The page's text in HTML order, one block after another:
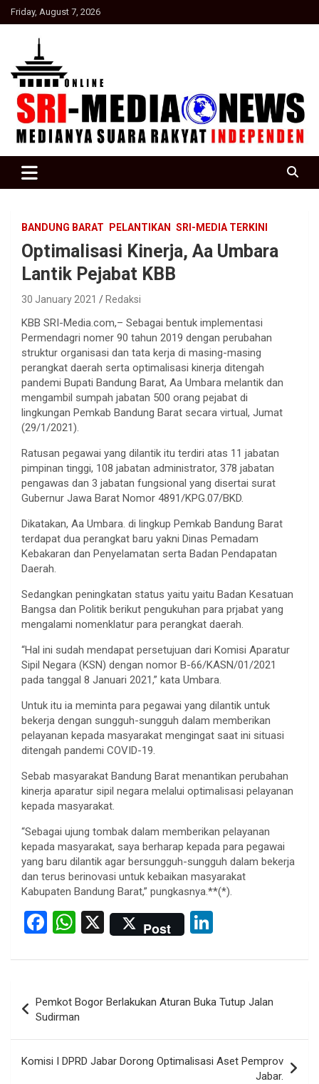
Skip
to
Friday, August 7, 2026
SRI Media news
BANDUNG BARAT PELANTIKAN SRI-MEDIA TERKINI
Optimalisasi Kinerja, Aa Umbara
Lantik Pejabat KBB
30 January 2021 Redaksi
KBB SRI-Media.com,– Sebagai bentuk implementasi
Permendagri nomer 90 tahun 2019 dengan perubahan
struktur organisasi dan tata kerja di masing-masing
perangkat daerah serta optimalisasi kinerja ditengah
pandemi Bupati Bandung Barat, Aa Umbara melantik dan
mengambil sumpah jabatan 500 orang pejabat di
lingkungan Pemkab Bandung Barat secara virtual, Jumat
(29/1/2021).
Ratusan pegawai yang dilantik itu terdiri atas 11 jabatan
pimpinan tinggi, 108 jabatan administrator, 378 jabatan
pengawas dan 3 jabatan fungsional yang disertai surat
Gubernur Jawa Barat Nomor 4891/KPG.07/BKD.
Dikatakan, Aa Umbara. di lingkup Pemkab Bandung Barat
terdapat dua perangkat baru yakni Dinas Pemadam
Kebakaran dan Penyelamatan serta Badan Pendapatan
Daerah.
Sedangkan peningkatan status yaitu yaitu Badan Kesatuan
Bangsa dan Politik berikut pengukuhan para prjabat yang
mengalami nomenklatur para perangkat daerah.
“Hal ini sudah mendapat persetujuan dari Komisi Aparatur
Sipil Negara (KSN) dengan nomor B-66/KASN/01/2021
pada tanggal 8 Januari 2021,” kata Umbara.
Untuk itu ia meminta para pegawai yang dilantik untuk
bekerja dengan sungguh-sungguh dalam memberikan
pelayanan kepada masyarakat mengingat saat ini situasi
ditengah pandemi COVID-19.
Sebab masyarakat Bandung Barat menantikan perubahan
kinerja aparatur sipil negara melalui optimalisasi pelayanan
kepada masyarakat.
“Sebagai ujung tombak dalam memberikan pelayanan
kepada masyarakat, saya berharap kepada para pegawai
yang baru dilantik agar bersungguh-sungguh dalam bekerja
dan terus berinovasi untuk kebaikan masyarakat
Kabupaten Bandung Barat,” pungkasnya.**(*).
F
ce
b
o
o
k
W
at
s
A
p
p
X Post
ke
dI
n
navigation
Pemkot Bogor Berlakukan Aturan Buka Tutup Jalan
Sudirman
Komisi I DPRD Jabar Dorong Optimalisasi Aset Pemprov
Jabar.